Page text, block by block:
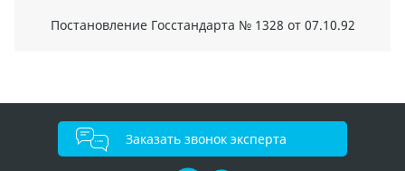
Постановление Госстандарта № 1328 от 07.10.92
Заказать звонок эксперта